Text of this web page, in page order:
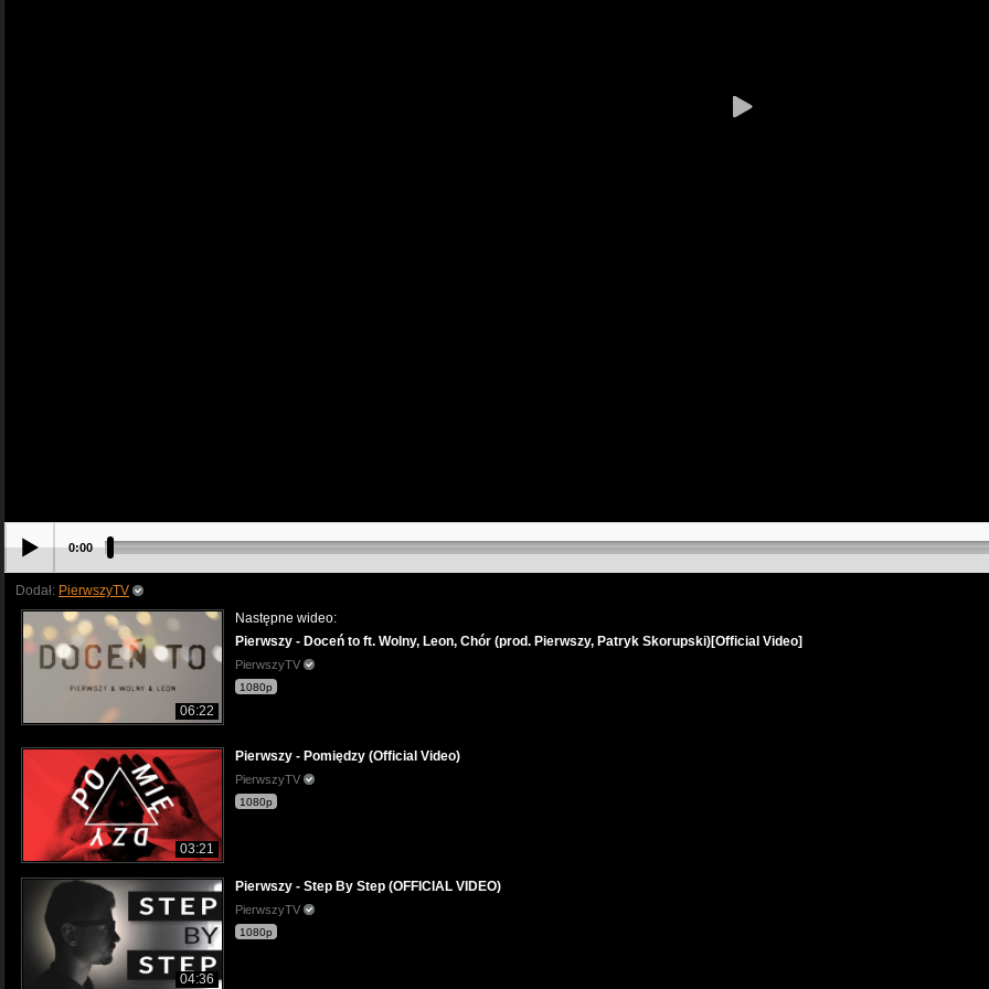
0:00
Dodał: PierwszyTV
06:22
Następne wideo:
Pierwszy - Doceń to ft. Wolny, Leon, Chór (prod. Pierwszy, Patryk Skorupski)[Official Video]
PierwszyTV
1080p
03:21
Pierwszy - Pomiędzy (Official Video)
PierwszyTV
1080p
04:36
Pierwszy - Step By Step (OFFICIAL VIDEO)
PierwszyTV
1080p